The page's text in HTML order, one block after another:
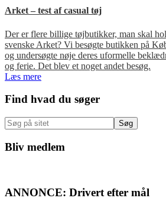
Arket – test af casual tøj
Der er flere billige tøjbutikker, man skal
svenske Arket? Vi besøgte butikken på
og undersøgte nøje deres uformelle
og ferie. Det blev et noget andet besøg.
Læs mere
Primær
Sidebar
Find hvad du søger
Søg
på
sitet
Bliv medlem
ANNONCE: Drivert efter mål